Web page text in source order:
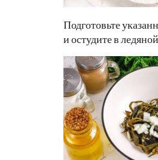
Подготовьте
и остудите в